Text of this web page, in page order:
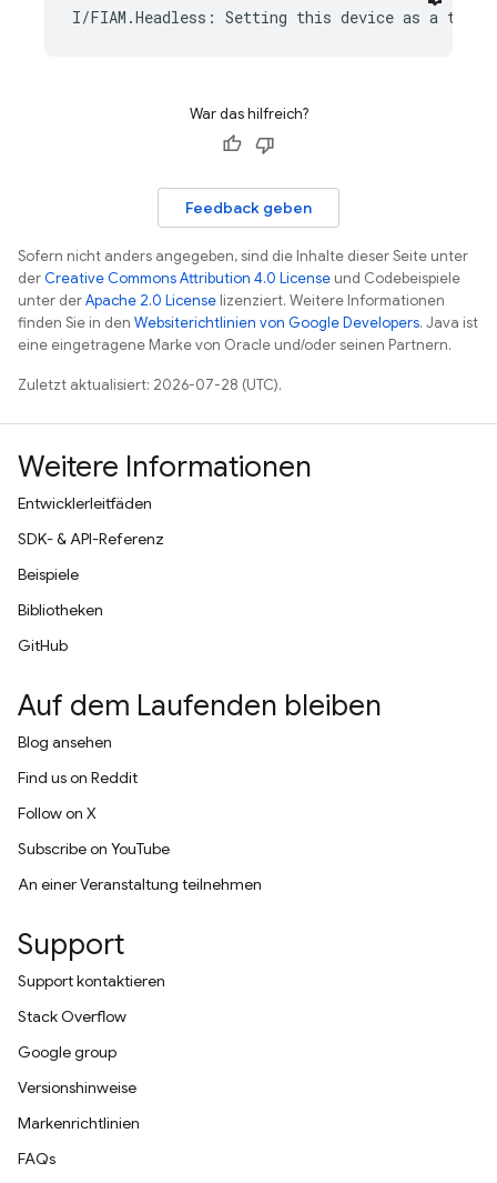
War das hilfreich?
Feedback geben
Sofern nicht anders angegeben, sind die Inhalte dieser Seite unter
derCreative Commons Attribution 4.0 License und Codebeispiele
unter derApache 2.0 License lizenziert. Weitere Informationen
finden Sie in den Websiterichtlinien von Google Developers. Java ist
eine eingetragene Marke von Oracle und/oder seinen Partnern.
Zuletzt aktualisiert: 2026-07-28 (UTC).
Weitere Informationen
Entwicklerleitfäden
SDK- & API-Referenz
Beispiele
Bibliotheken
GitHub
Auf dem Laufenden bleiben
Blog ansehen
Find us on Reddit
Follow on X
Subscribe on YouTube
An einer Veranstaltung teilnehmen
Support
Support kontaktieren
Stack Overflow
Google group
Versionshinweise
Markenrichtlinien
FAQs